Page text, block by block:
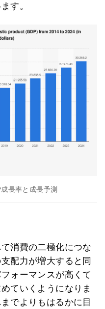
す。
長率と成長予測
消費の二極化につな
配力が増大すると同
ォーマンスが高くて
ていくようになりま
でよりもはるかに目